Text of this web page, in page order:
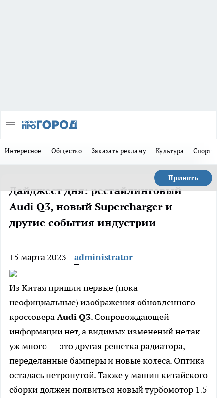
Интересное Общество Заказать рекламу Культура Спорт
Принять
Дайджест дня: рестайлинговый
Audi Q3, новый Supercharger и
другие события индустрии
15 марта 2023 administrator
Из Китая пришли первые (пока
неофициальные) изображения обновленного
кроссовераAudi Q3. Сопровождающей
информации нет, а видимых изменений не так
уж много — это другая решетка радиатора,
переделанные бамперы и новые колеса. Оптика
осталась нетронутой. Также у машин китайского
сборки должен появиться новый турбомотор 1.5